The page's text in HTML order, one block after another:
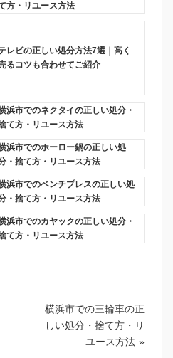
方・リユース方法
レビの正しい処分方法7選｜高く
るコツも合わせてご紹介
浜市でのネクタイの正しい処分・
て方・リユース方法
浜市でのホーロー鍋の正しい処
・捨て方・リユース方法
浜市でのベンチプレスの正しい処
・捨て方・リユース方法
浜市でのカヤックの正しい処分・
て方・リユース方法
横浜市での三輪車の正
しい処分・捨て方・リ
ユース方法 »